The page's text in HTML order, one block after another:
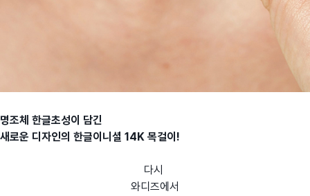
명조체 한글초성이 담긴
새로운 디자인의 한글이니셜 14K 목걸이!
다시
와디즈에서